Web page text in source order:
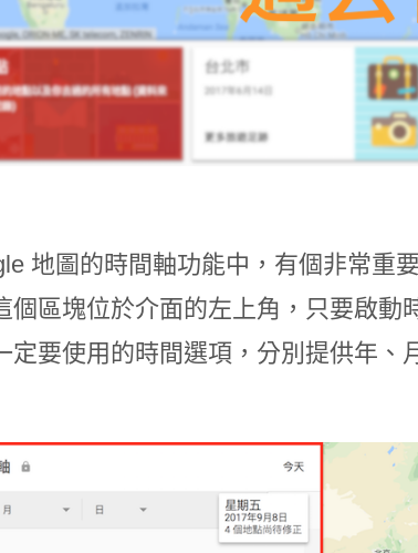
地圖的時間軸功能中，有個非常重
個區塊位於介面的左上角，只要啟
定要使用的時間選項，分別提供年